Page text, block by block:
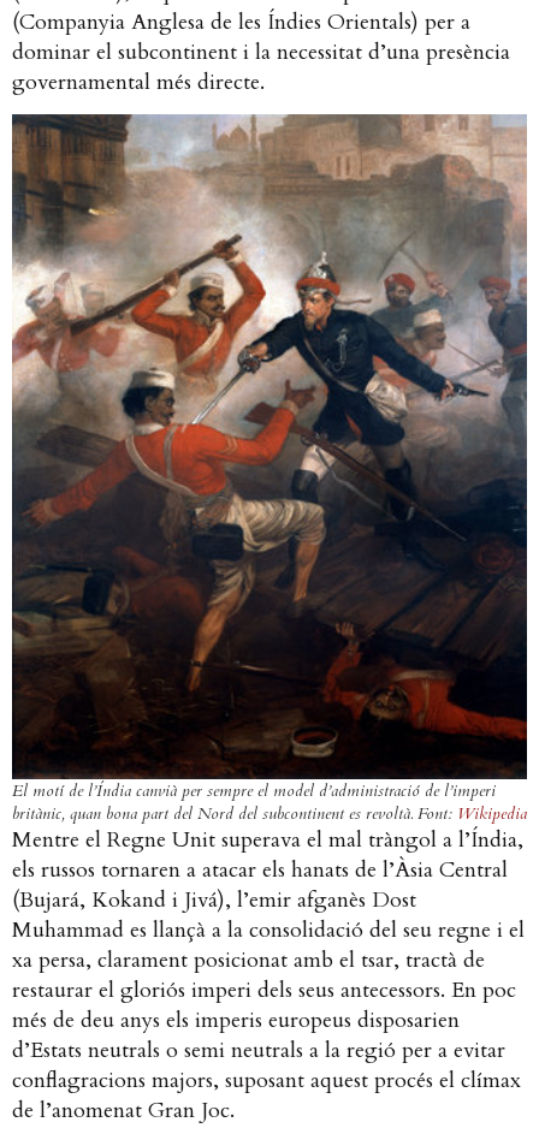
(Companyia Anglesa de les Índies Orientals) per a
dominar el subcontinent i la necessitat d’una presència
governamental més directe.
El motí de l’Índia canvià per sempre el model d’administració de l’imperi
britànic, quan bona part del Nord del subcontinent es revoltà. Font: Wikipedia
Mentre el Regne Unit superava el mal tràngol a l’Índia,
els russos tornaren a atacar els hanats de l’Àsia Central
(Bujará, Kokand i Jivá), l’emir afganès Dost
Muhammad es llançà a la consolidació del seu regne i el
xa persa, clarament posicionat amb el tsar, tractà de
restaurar el gloriós imperi dels seus antecessors. En poc
més de deu anys els imperis europeus disposarien
d’Estats neutrals o semi neutrals a la regió per a evitar
conflagracions majors, suposant aquest procés el clímax
de l’anomenat Gran Joc.